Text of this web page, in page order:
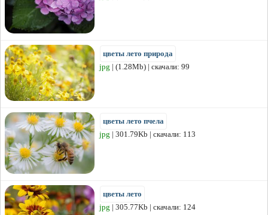
цветы лето природа
jpg | (1.28Mb) | скачали: 99
цветы лето пчела
jpg | 301.79Kb | скачали: 113
цветы лето
jpg | 305.77Kb | скачали: 124